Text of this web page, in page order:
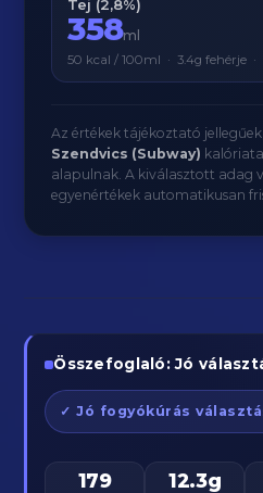
Tej (2,8%)
358ml
50 kcal / 100ml · 3.4g fehérje ·
Az értékek tájékoztató
Szendvics (Subway)
alapulnak. A kiválasztott adag
egyenértékek automatikusan
Összefoglaló: Jó
✓ Jó fogyókúrás
179 12.3g